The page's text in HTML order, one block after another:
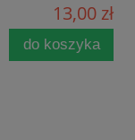
13,00 zł
do koszyka